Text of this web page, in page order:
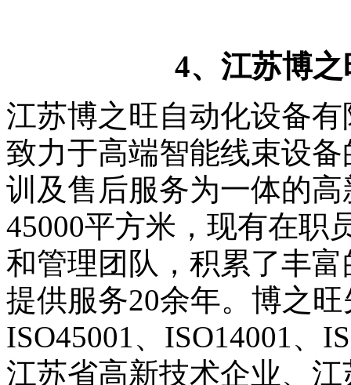
4、江苏博
江苏博之旺自动化设备
致力于高端智能线束设
训及售后服务为一体的
45000平方米，现有在职
和管理团队，积累了丰
提供服务20余年。博之
ISO45001、ISO14001、
江苏省高新技术企业、